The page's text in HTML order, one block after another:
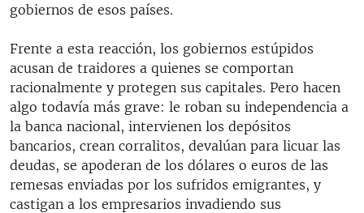
gobiernos de esos países.
Frente a esta reacción, los gobiernos estúpidos
acusan de traidores a quienes se comportan
racionalmente y protegen sus capitales. Pero hacen
algo todavía más grave: le roban su independencia a
la banca nacional, intervienen los depósitos
bancarios, crean corralitos, devalúan para licuar las
deudas, se apoderan de los dólares o euros de las
remesas enviadas por los sufridos emigrantes, y
castigan a los empresarios invadiendo sus